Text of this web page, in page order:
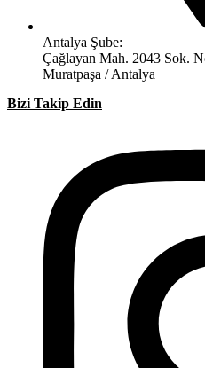
Antalya Şube:
Çağlayan Mah. 2043 Sok.
Muratpaşa / Antalya
Bizi Takip Edin